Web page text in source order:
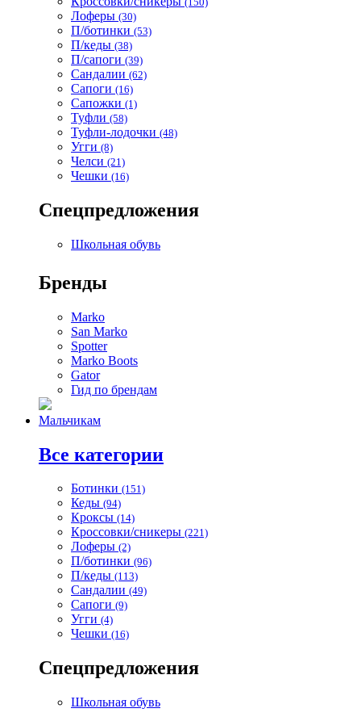
Лоферы (30)
П/ботинки (53)
П/кеды (38)
П/сапоги (39)
Сандалии (62)
Сапоги (16)
Сапожки (1)
Туфли (58)
Туфли-лодочки (48)
Угги (8)
Челси (21)
Чешки (16)
Спецпредложения
Школьная обувь
Бренды
Marko
San Marko
Spotter
Marko Boots
Gator
Гид по брендам
Мальчикам
Все категории
Ботинки (151)
Кеды (94)
Кроксы (14)
Кроссовки/сникеры (221)
Лоферы (2)
П/ботинки (96)
П/кеды (113)
Сандалии (49)
Сапоги (9)
Угги (4)
Чешки (16)
Спецпредложения
Школьная обувь